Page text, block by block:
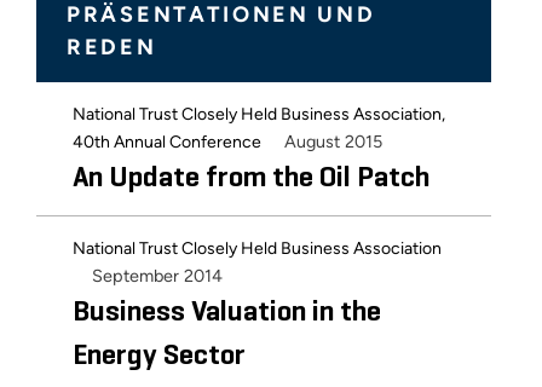
PRÄSENTATIONEN UND
REDEN
National Trust Closely Held Business Association,
40th Annual Conference
August 2015
An Update from the Oil Patch
National Trust Closely Held Business Association
September 2014
Business Valuation in the
Energy Sector